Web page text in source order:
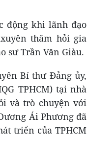
động khi lãnh đạo
thăm hỏi gia
sư Trần Văn Giàu.
Bí thư Đảng ủy,
TPHCM) tại nhà
và trò chuyện với
Ái Phương đã
triển của TPHCM